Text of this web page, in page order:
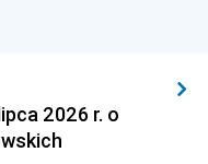
2026 r. o